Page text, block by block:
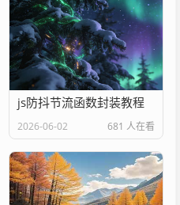
js防抖节流函数封装教程
2026-06-02 681 人在看